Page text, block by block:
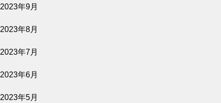
2023年9月
2023年8月
2023年7月
2023年6月
2023年5月